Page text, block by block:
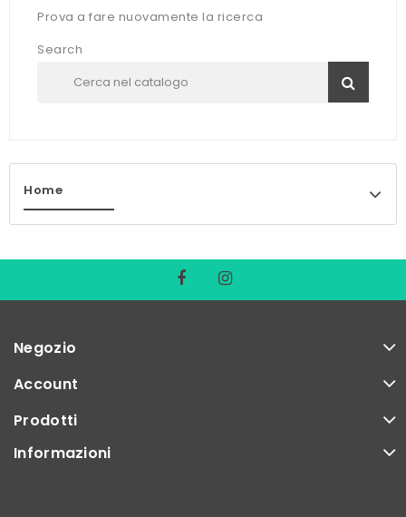
Prova a fare nuovamente la ricerca
Search
Home
Negozio
Account
Prodotti
Informazioni